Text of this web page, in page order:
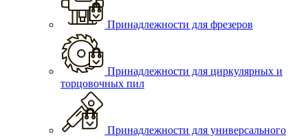
Принадлежности для фрезеров
Принадлежности для циркулярных и
торцовочных пил
Принадлежности для универсального